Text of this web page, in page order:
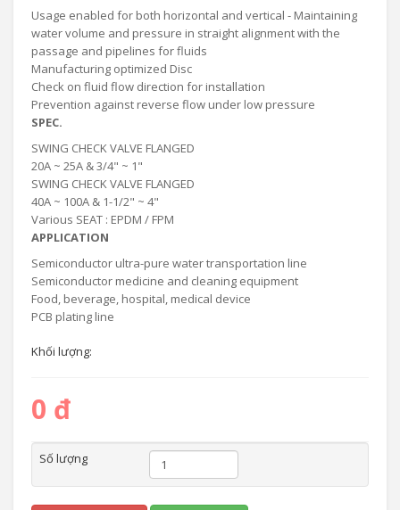
Usage enabled for both horizontal and vertical - Maintaining
water volume and pressure in straight alignment with the
passage and pipelines for fluids
Manufacturing optimized Disc
Check on fluid flow direction for installation
Prevention against reverse flow under low pressure
SPEC.
SWING CHECK VALVE FLANGED
20A ~ 25A & 3/4" ~ 1"
SWING CHECK VALVE FLANGED
40A ~ 100A & 1-1/2" ~ 4"
Various SEAT : EPDM / FPM
APPLICATION
Semiconductor ultra-pure water transportation line
Semiconductor medicine and cleaning equipment
Food, beverage, hospital, medical device
PCB plating line
Khối lượng:
0 đ
Số lượng